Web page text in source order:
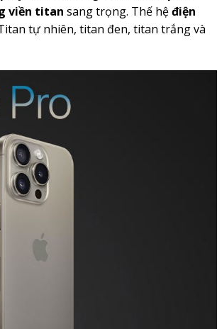
viền titan sang trọng. Thế hệđiện
tự nhiên, titan đen, titan trắng và